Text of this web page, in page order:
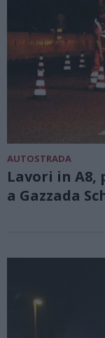
AUTOSTRADA
Lavori in
a Gazzada